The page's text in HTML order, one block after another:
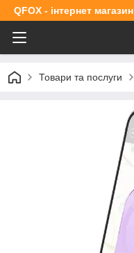
QFOX - інтернет магазин
Товари та послуги